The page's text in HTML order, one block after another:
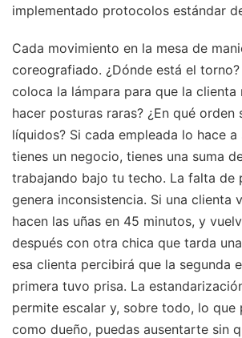
implementado protocolos estándar
Cada movimiento en la mesa de
coreografiado. ¿Dónde está el torno?
coloca la lámpara para que la clienta
hacer posturas raras? ¿En qué orden
líquidos? Si cada empleada lo hace a
tienes un negocio, tienes una suma
trabajando bajo tu techo. La falta de
genera inconsistencia. Si una clienta
hacen las uñas en 45 minutos, y
después con otra chica que tarda
esa clienta percibirá que la segunda
primera tuvo prisa. La
permite escalar y, sobre todo, lo que
como dueño, puedas ausentarte sin